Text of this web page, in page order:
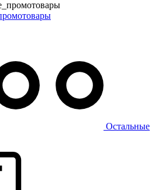
Остальные